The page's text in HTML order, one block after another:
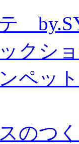
クシ
ペッ
のつ